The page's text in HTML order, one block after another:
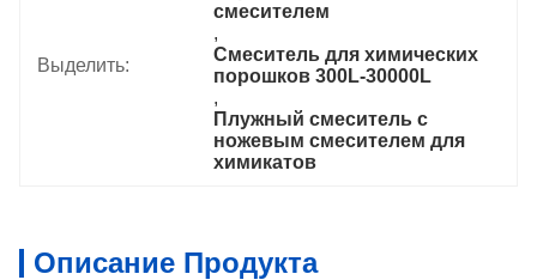
Выделить:
смесителем
,
Смеситель для химических
порошков 300L-30000L
,
Плужный смеситель с
ножевым смесителем для
химикатов
Описание Продукта